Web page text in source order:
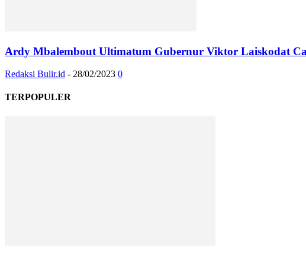
Ardy Mbalembout Ultimatum Gubernur Viktor Laiskodat
Redaksi Bulir.id - 28/02/2023 0
TERPOPULER